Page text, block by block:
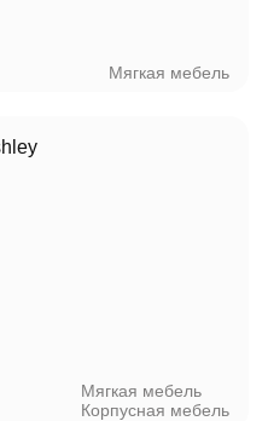
Мягкая мебель
Мягкая мебель
Корпусная мебель